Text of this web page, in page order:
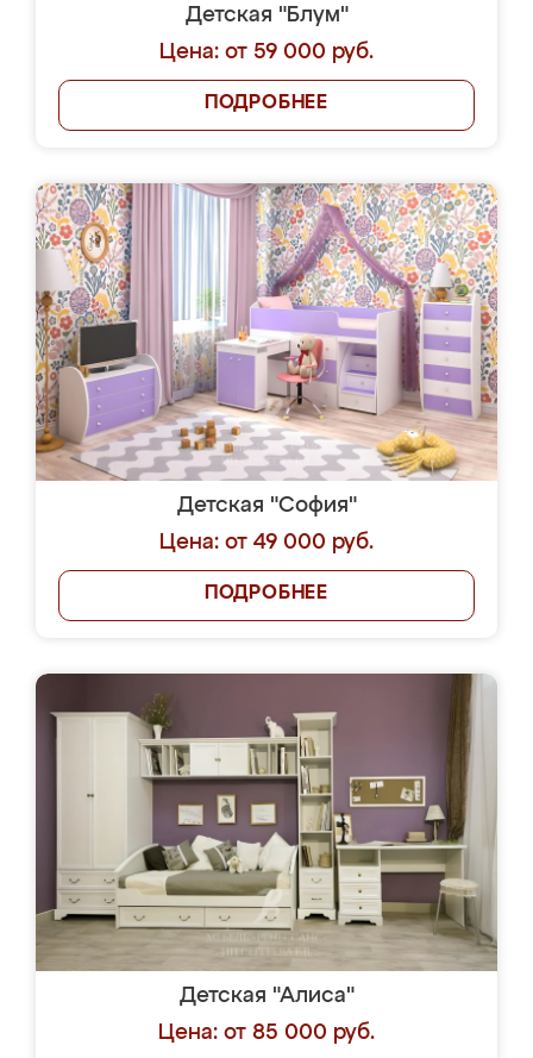
Детская "Блум"
Цена: от 59 000 руб.
ПОДРОБНЕЕ
Детская "София"
Цена: от 49 000 руб.
ПОДРОБНЕЕ
Детская "Алиса"
Цена: от 85 000 руб.